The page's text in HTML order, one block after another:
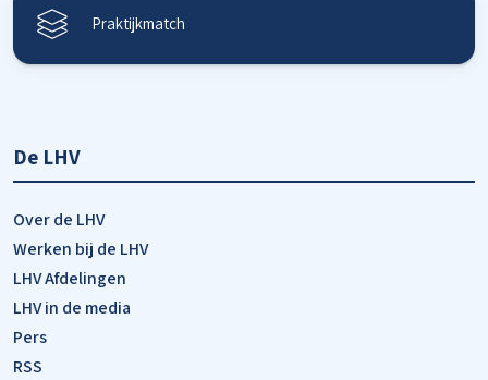
Praktijkmatch
De LHV
Over de LHV
Werken bij de LHV
LHV Afdelingen
LHV in de media
Pers
RSS